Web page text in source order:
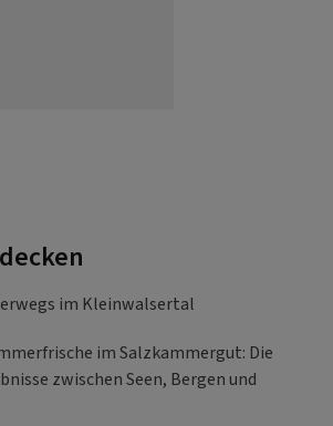
im Kleinwalsertal
im Salzkammergut: Die
zwischen Seen, Bergen und